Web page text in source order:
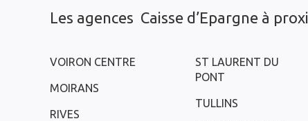
Les agences Caisse d’Epargne à
VOIRON CENTRE
MOIRANS
RIVES
ST LAURENT DU
PONT
TULLINS